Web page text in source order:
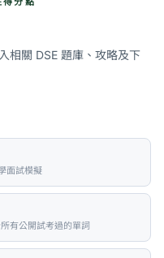
相關 DSE 題庫、攻略及下
面試模擬
有公開試考過的單詞